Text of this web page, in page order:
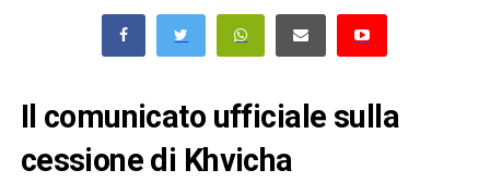
Il comunicato ufficiale sulla
cessione di Khvicha